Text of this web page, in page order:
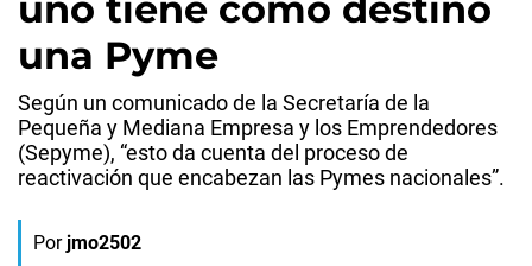
una Pyme
Según un comunicado de la Secretaría de la
Pequeña y Mediana Empresa y los Emprendedores
(Sepyme), “esto da cuenta del proceso de
reactivación que encabezan las Pymes nacionales”.
Por jmo2502